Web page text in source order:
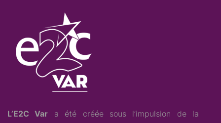
L’E2C Var a été créée sous l’impulsion de la